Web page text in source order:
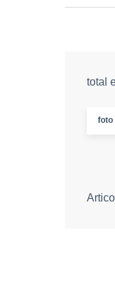
total
foto